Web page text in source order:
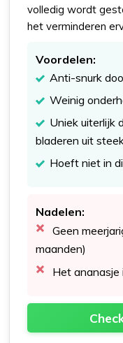
volledig wordt
het verminderen
Voordelen:
Anti-snurk
Weinig
Uniek uiterlijk
bladeren uit
Hoeft niet in
Nadelen:
Geen
maanden)
Het